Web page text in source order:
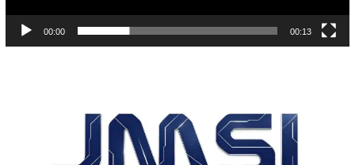
00:00 00:13